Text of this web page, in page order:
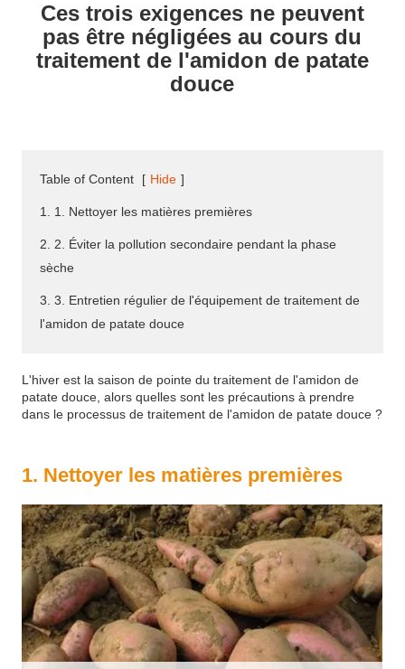
Ces trois exigences ne peuvent
pas être négligées au cours du
traitement de l'amidon de patate
douce
Table of Content [ Hide ]
1. 1. Nettoyer les matières premières
2. 2. Éviter la pollution secondaire pendant la phase
sèche
3. 3. Entretien régulier de l'équipement de traitement de
l'amidon de patate douce
L'hiver est la saison de pointe du traitement de l'amidon de
patate douce, alors quelles sont les précautions à prendre
dans le processus de traitement de l'amidon de patate douce ?
1. Nettoyer les matières premières